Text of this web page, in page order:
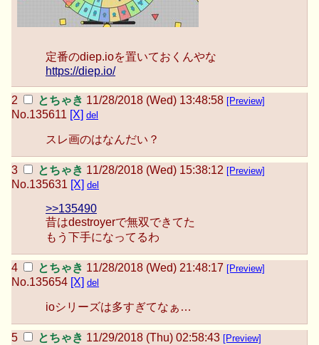
定番のdiep.ioを置いておくんやな
https://diep.io/
とちゃき 11/28/2018 (Wed) 13:48:58 [Preview]
No.135611 [X] del
スレ画のはなんだい？
とちゃき 11/28/2018 (Wed) 15:38:12 [Preview]
No.135631 [X] del
>>135490
昔はdestroyerで無双できてた
もう下手になってるわ
とちゃき 11/28/2018 (Wed) 21:48:17 [Preview]
No.135654 [X] del
ioシリーズは多すぎてなぁ…
とちゃき 11/29/2018 (Thu) 02:58:43 [Preview]